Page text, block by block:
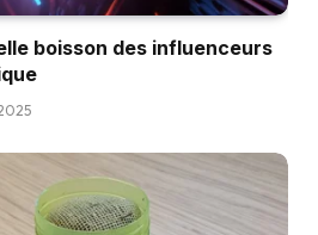
boisson des influenceurs